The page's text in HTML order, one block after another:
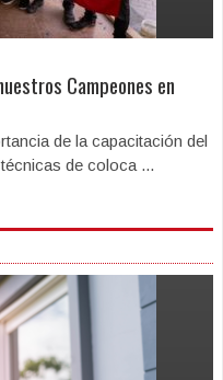
Campeones en
de la capacitación del
de coloca ...